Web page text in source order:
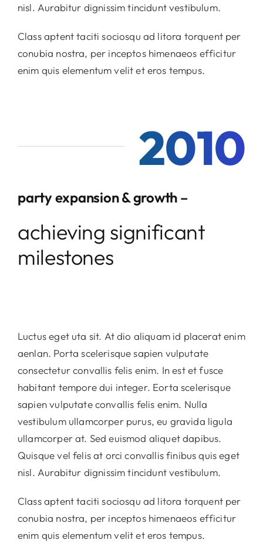
nisl. Aurabitur dignissim tincidunt vestibulum.
Class aptent taciti sociosqu ad litora torquent per
conubia nostra, per inceptos himenaeos efficitur
enim quis elementum velit et eros tempus.
party expansion & growth –
achieving significant
milestones
Luctus eget uta sit. At dio aliquam id placerat enim
aenlan. Porta scelerisque sapien vulputate
consectetur convallis felis enim. In est et fusce
habitant tempore dui integer. Eorta scelerisque
sapien vulputate convallis felis enim. Nulla
vestibulum ullamcorper purus, eu gravida ligula
ullamcorper at. Sed euismod aliquet dapibus.
Quisque vel felis at orci convallis finibus quis eget
nisl. Aurabitur dignissim tincidunt vestibulum.
Class aptent taciti sociosqu ad litora torquent per
conubia nostra, per inceptos himenaeos efficitur
enim quis elementum velit et eros tempus.
2010